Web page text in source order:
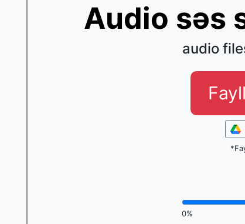
Audio səs
audio
0%